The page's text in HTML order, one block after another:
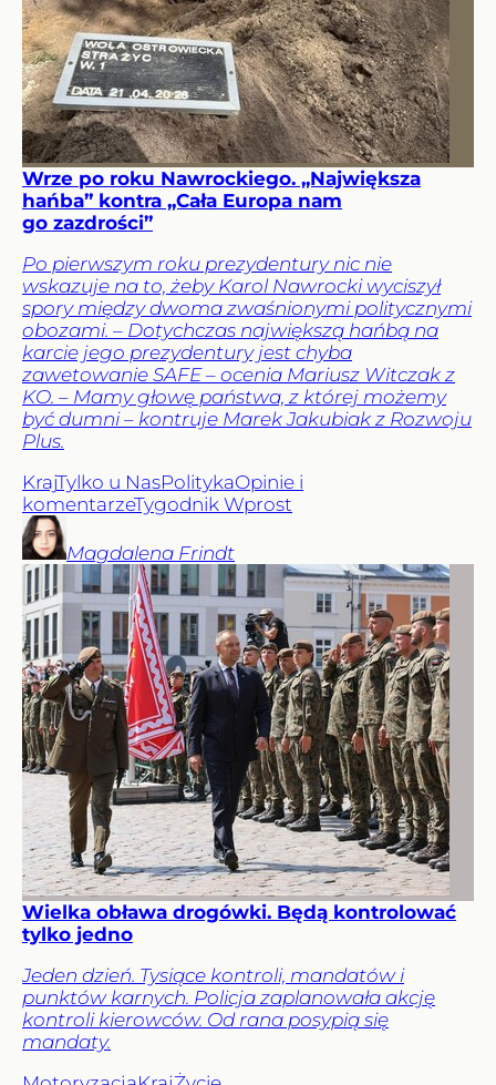
Wrze po roku Nawrockiego. „Największa
hańba” kontra „Cała Europa nam
go zazdrości”
Po pierwszym roku prezydentury nic nie
wskazuje na to, żeby Karol Nawrocki wyciszył
spory między dwoma zwaśnionymi politycznymi
obozami. – Dotychczas największą hańbą na
karcie jego prezydentury jest chyba
zawetowanie SAFE – ocenia Mariusz Witczak z
KO. – Mamy głowę państwa, z której możemy
być dumni – kontruje Marek Jakubiak z Rozwoju
Plus.
KrajTylko u NasPolitykaOpinie i
komentarzeTygodnik Wprost
Magdalena Frindt
Wielka obława drogówki. Będą kontrolować
tylko jedno
Jeden dzień. Tysiące kontroli, mandatów i
punktów karnych. Policja zaplanowała akcję
kontroli kierowców. Od rana posypią się
mandaty.